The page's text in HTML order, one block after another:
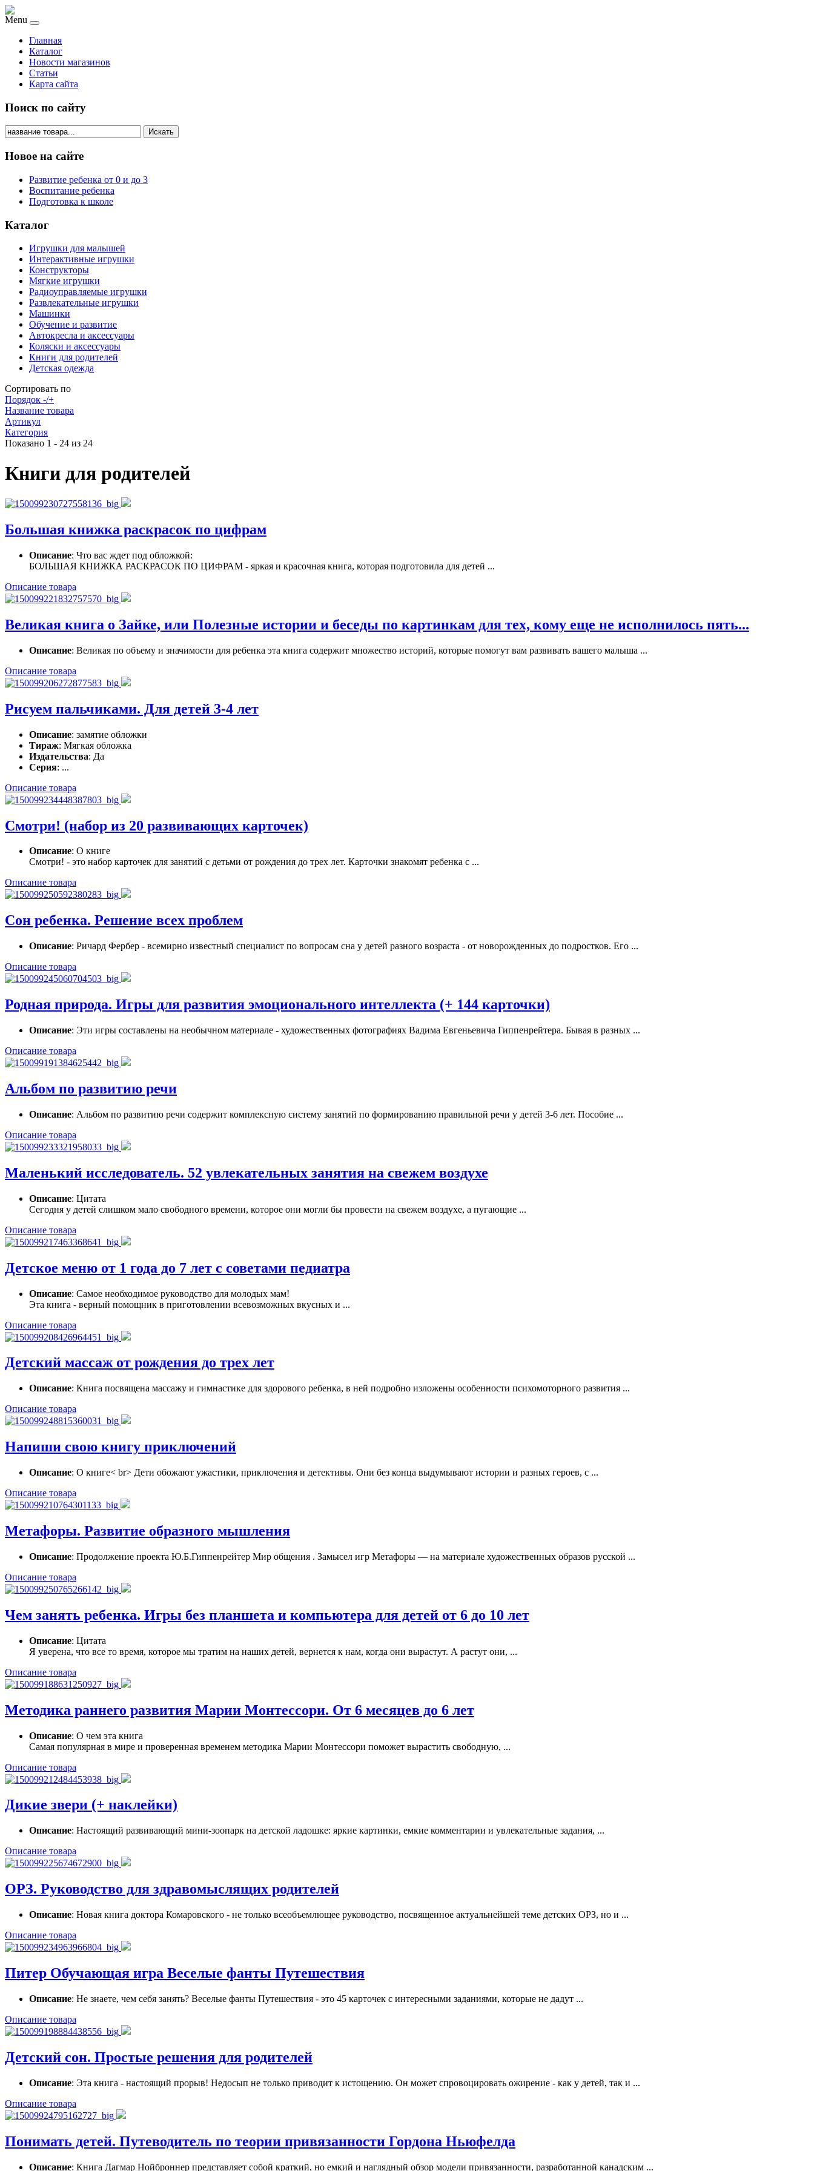
Menu
Главная
Каталог
Новости магазинов
Статьи
Карта сайта
Поиск по сайту
Искать
Новое на сайте
Развитие ребенка от 0 и до 3
Воспитание ребенка
Подготовка к школе
Каталог
Игрушки для малышей
Интерактивные игрушки
Конструкторы
Мягкие игрушки
Радиоуправляемые игрушки
Развлекательные игрушки
Машинки
Обучение и развитие
Автокресла и аксессуары
Коляски и аксессуары
Книги для родителей
Детская одежда
Сортировать по
Порядок -/+
Название товара
Артикул
Категория
Показано 1 - 24 из 24
Книги для родителей
Большая книжка раскрасок по цифрам
Описание: Что вас ждет под обложкой:
БОЛЬШАЯ КНИЖКА РАСКРАСОК ПО ЦИФРАМ - яркая и красочная книга, которая подготовила для детей ...
Описание товара
Великая книга о Зайке, или Полезные истории и беседы по картинкам для тех, кому еще не исполнилось пять...
Описание: Великая по объему и значимости для ребенка эта книга содержит множество историй, которые помогут вам развивать вашего малыша ...
Описание товара
Рисуем пальчиками. Для детей 3-4 лет
Описание: замятие обложки
Тираж: Мягкая обложка
Издательства: Да
Серия: ...
Описание товара
Смотри! (набор из 20 развивающих карточек)
Описание: О книге
Смотри! - это набор карточек для занятий с детьми от рождения до трех лет. Карточки знакомят ребенка с ...
Описание товара
Сон ребенка. Решение всех проблем
Описание: Ричард Фербер - всемирно известный специалист по вопросам сна у детей разного возраста - от новорожденных до подростков. Его ...
Описание товара
Родная природа. Игры для развития эмоционального интеллекта (+ 144 карточки)
Описание: Эти игры составлены на необычном материале - художественных фотографиях Вадима Евгеньевича Гиппенрейтера. Бывая в разных ...
Описание товара
Альбом по развитию речи
Описание: Альбом по развитию речи содержит комплексную систему занятий по формированию правильной речи у детей 3-6 лет. Пособие ...
Описание товара
Маленький исследователь. 52 увлекательных занятия на свежем воздухе
Описание: Цитата
Сегодня у детей слишком мало свободного времени, которое они могли бы провести на свежем воздухе, а пугающие ...
Описание товара
Детское меню от 1 года до 7 лет с советами педиатра
Описание: Самое необходимое руководство для молодых мам!
Эта книга - верный помощник в приготовлении всевозможных вкусных и ...
Описание товара
Детский массаж от рождения до трех лет
Описание: Книга посвящена массажу и гимнастике для здорового ребенка, в ней подробно изложены особенности психомоторного развития ...
Описание товара
Напиши свою книгу приключений
Описание: О книге< br> Дети обожают ужастики, приключения и детективы. Они без конца выдумывают истории и разных героев, с ...
Описание товара
Метафоры. Развитие образного мышления
Описание: Продолжение проекта Ю.Б.Гиппенрейтер Мир общения . Замысел игр Метафоры — на материале художественных образов русской ...
Описание товара
Чем занять ребенка. Игры без планшета и компьютера для детей от 6 до 10 лет
Описание: Цитата
Я уверена, что все то время, которое мы тратим на наших детей, вернется к нам, когда они вырастут. А растут они, ...
Описание товара
Методика раннего развития Марии Монтессори. От 6 месяцев до 6 лет
Описание: О чем эта книга
Самая популярная в мире и проверенная временем методика Марии Монтессори поможет вырастить свободную, ...
Описание товара
Дикие звери (+ наклейки)
Описание: Настоящий развивающий мини-зоопарк на детской ладошке: яркие картинки, емкие комментарии и увлекательные задания, ...
Описание товара
ОРЗ. Руководство для здравомыслящих родителей
Описание: Новая книга доктора Комаровского - не только всеобъемлющее руководство, посвященное актуальнейшей теме детских ОРЗ, но и ...
Описание товара
Питер Обучающая игра Веселые фанты Путешествия
Описание: Не знаете, чем себя занять? Веселые фанты Путешествия - это 45 карточек с интересными заданиями, которые не дадут ...
Описание товара
Детский сон. Простые решения для родителей
Описание: Эта книга - настоящий прорыв! Недосып не только приводит к истощению. Он может спровоцировать ожирение - как у детей, так и ...
Описание товара
Понимать детей. Путеводитель по теории привязанности Гордона Ньюфелда
Описание: Книга Дагмар Нойброннер представляет собой краткий, но емкий и наглядный обзор модели привязанности, разработанной канадским ...